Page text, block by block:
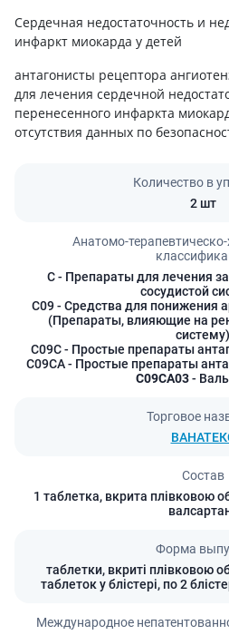
Сердечная недостаточность и
инфаркт миокарда у детей
антагонисты рецептора
для лечения сердечной
перенесенного инфаркта
отсутствия данных по
Количество в
2 шт
Анатомо-
C- Препараты для лечения
сосудистой
C09- Средства для понижения
(Препараты, влияющие на
систему)
C09C- Простые препараты
C09CA- Простые препараты
C09CA03-
Торговое
Состав
1 таблетка, вкрита плівковою
Форма
таблетки, вкриті плівковою
таблеток у блістері, по 2
Международное